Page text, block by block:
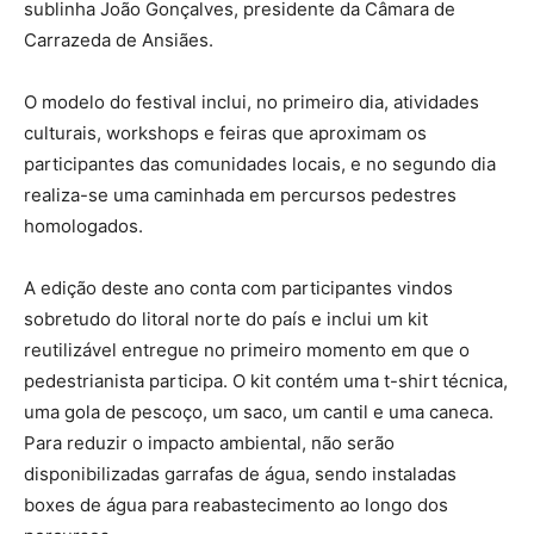
sublinha João Gonçalves, presidente da Câmara de
Carrazeda de Ansiães.
O modelo do festival inclui, no primeiro dia, atividades
culturais, workshops e feiras que aproximam os
participantes das comunidades locais, e no segundo dia
realiza-se uma caminhada em percursos pedestres
homologados.
A edição deste ano conta com participantes vindos
sobretudo do litoral norte do país e inclui um kit
reutilizável entregue no primeiro momento em que o
pedestrianista participa. O kit contém uma t-shirt técnica,
uma gola de pescoço, um saco, um cantil e uma caneca.
Para reduzir o impacto ambiental, não serão
disponibilizadas garrafas de água, sendo instaladas
boxes de água para reabastecimento ao longo dos